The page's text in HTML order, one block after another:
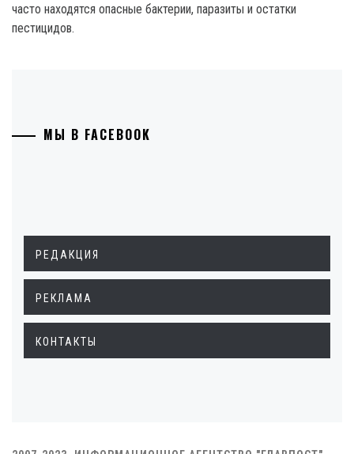
часто находятся опасные бактерии, паразиты и остатки
пестицидов.
МЫ В FACEBOOK
РЕДАКЦИЯ
РЕКЛАМА
КОНТАКТЫ